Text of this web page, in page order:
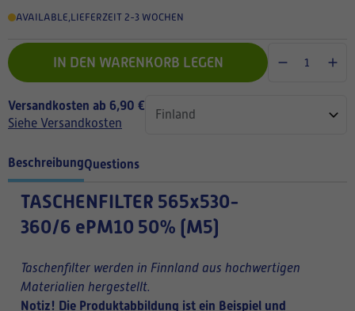
AVAILABLE,LIEFERZEIT 2-3 WOCHEN
IN DEN WARENKORB LEGEN
Versandkosten ab 6,90 €
Siehe Versandkosten
BeschreibungQuestions
TASCHENFILTER 565x530-
360/6 ePM10 50% (M5)
Taschenfilter werden in Finnland aus hochwertigen
Materialien hergestellt.
Notiz! Die Produktabbildung ist ein Beispiel und